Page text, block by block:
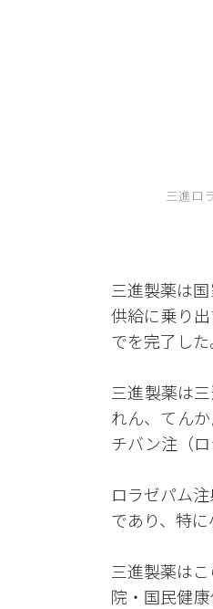
三進ロ
三進製薬は
供給に乗り
でを完了した
三進製薬は
れん、てん
チバン注（
ロラゼパム
であり、特
三進製薬は
院・国民健